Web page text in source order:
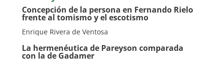
Concepción de la persona en Fernando Rielo
frente al tomismo y el escotismo
Enrique Rivera de Ventosa
La hermenéutica de Pareyson comparada
con la de Gadamer